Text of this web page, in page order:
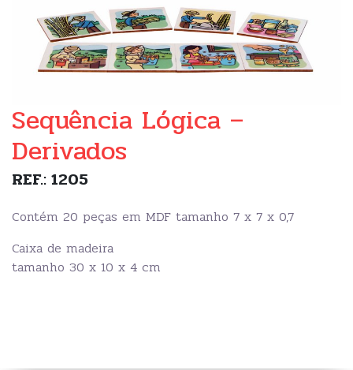
Sequência Lógica –
Derivados
REF.: 1205
Contém 20 peças em MDF tamanho 7 x 7 x 0,7
Caixa de madeira
tamanho 30 x 10 x 4 cm